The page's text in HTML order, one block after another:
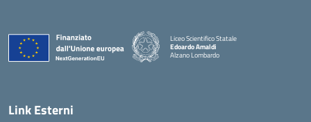
Liceo Scientifico Statale
Edoardo Amaldi
Alzano Lombardo
Link Esterni